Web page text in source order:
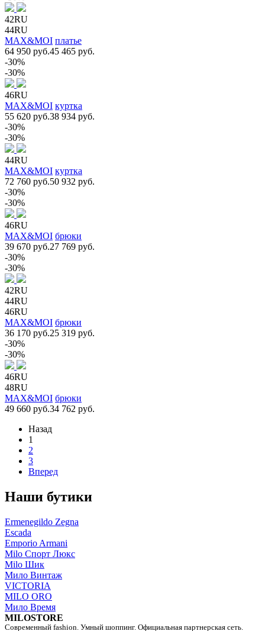
42RU
44RU
MAX&MOI платье
64 950 руб.45 465 руб.
-30%
-30%
46RU
MAX&MOI куртка
55 620 руб.38 934 руб.
-30%
-30%
44RU
MAX&MOI куртка
72 760 руб.50 932 руб.
-30%
-30%
46RU
MAX&MOI брюки
39 670 руб.27 769 руб.
-30%
-30%
42RU
44RU
46RU
MAX&MOI брюки
36 170 руб.25 319 руб.
-30%
-30%
46RU
48RU
MAX&MOI брюки
49 660 руб.34 762 руб.
Назад
1
2
3
Вперед
Наши бутики
Ermenegildo Zegna
Escada
Emporio Armani
Milo Спорт Люкс
Milo Шик
Мило Винтаж
VICTORIA
MILO ORO
Мило Время
MILOSTORE
Современный fashion. Умный шоппинг. Официальная партнерская сеть.